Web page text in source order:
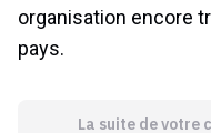
organisation encore
pays.
La suite de votre